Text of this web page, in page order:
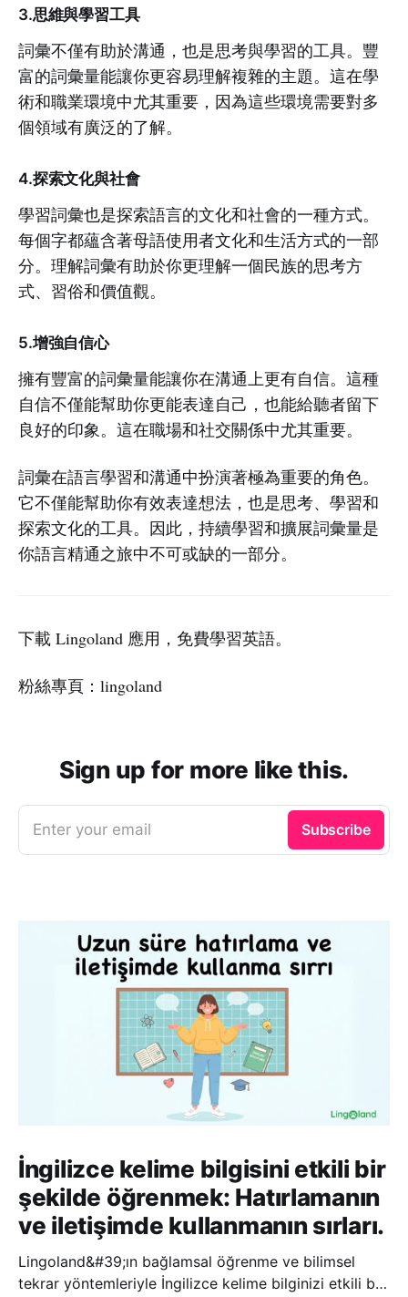
3.思維與學習工具
詞彙不僅有助於溝通，也是思考與學習的工具。豐
富的詞彙量能讓你更容易理解複雜的主題。這在學
術和職業環境中尤其重要，因為這些環境需要對多
個領域有廣泛的了解。
4.探索文化與社會
學習詞彙也是探索語言的文化和社會的一種方式。
每個字都蘊含著母語使用者文化和生活方式的一部
分。理解詞彙有助於你更理解一個民族的思考方
式、習俗和價值觀。
5.增強自信心
擁有豐富的詞彙量能讓你在溝通上更有自信。這種
自信不僅能幫助你更能表達自己，也能給聽者留下
良好的印象。這在職場和社交關係中尤其重要。
詞彙在語言學習和溝通中扮演著極為重要的角色。
它不僅能幫助你有效表達想法，也是思考、學習和
探索文化的工具。因此，持續學習和擴展詞彙量是
你語言精通之旅中不可或缺的一部分。
下載 Lingoland 應用，免費學習英語。
粉絲專頁：lingoland
Sign up for more like this.
Enter your email Subscribe
İngilizce kelime bilgisini etkili bir
şekilde öğrenmek: Hatırlamanın
ve iletişimde kullanmanın sırları.
Lingoland&#39;ın bağlamsal öğrenme ve bilimsel
tekrar yöntemleriyle İngilizce kelime bilginizi etkili bir